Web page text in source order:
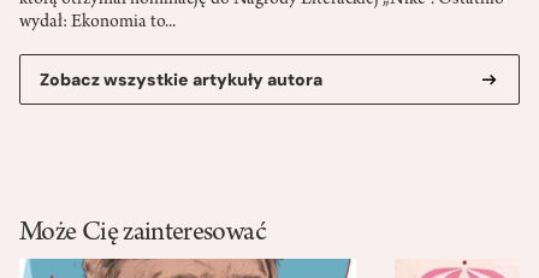
wydał: Ekonomia to...
Zobacz wszystkie artykuły autora
Może Cię zainteresować